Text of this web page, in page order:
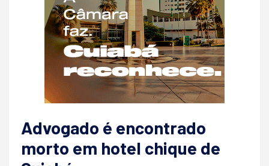
Advogado é encontrado
morto em hotel chique de